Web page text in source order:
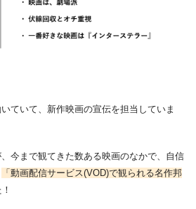
ていて、新作映画の宣伝を担当していま
今まで観てきた数ある映画のなかで、自信
「動画配信サービス(VOD)で観られる名作邦